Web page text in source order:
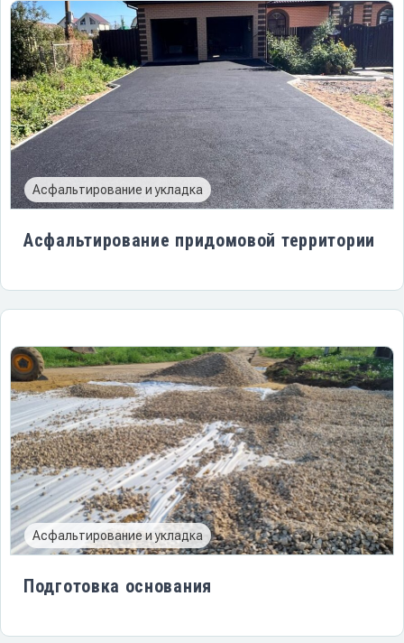
Асфальтирование и укладка
Асфальтирование придомовой территории
Асфальтирование и укладка
Подготовка основания